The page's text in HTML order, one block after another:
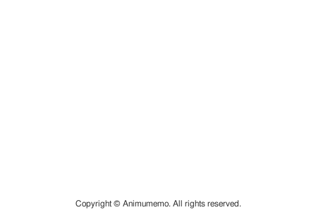
Copyright © Animumemo. All rights reserved.